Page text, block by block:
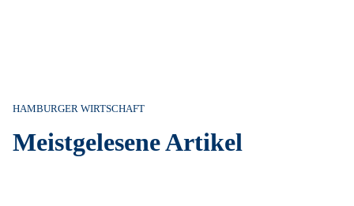
HAMBURGER WIRTSCHAFT
Meistgelesene Artikel